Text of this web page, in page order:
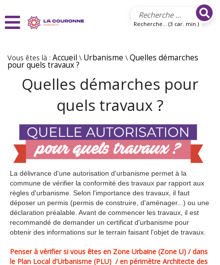
Recherche... (3 car. min.)
Vous êtes là : Accueil \ Urbanisme \ Quelles démarches
pour quels travaux ?
Quelles démarches pour
quels travaux ?
La délivrance d'une autorisation d'urbanisme permet à la
commune de vérifier la conformité des travaux par rapport aux
règles d'urbanisme. Selon l'importance des travaux, il faut
déposer un permis (permis de construire, d'aménager...) ou une
déclaration préalable. Avant de commencer les travaux, il est
recommandé de demander un certificat d'urbanisme pour
obtenir des informations sur le terrain faisant l'objet de travaux.
Penser à vérifier si vous êtes en Zone Urbaine (Zone U) / dans
le Plan Local d'Urbanisme (PLU) / en périmètre Architecte des